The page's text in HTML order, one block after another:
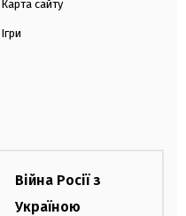
Карта сайту
Ігри
Війна Росії з
Україною